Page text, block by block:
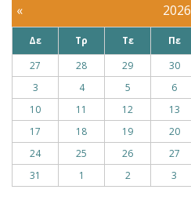
« 2026
Δε Τρ Τε Πε
27
28 29 30
3
4 5 6
10
11 12 13
17
18 19 20
24
25 26 27
31
1 2 3